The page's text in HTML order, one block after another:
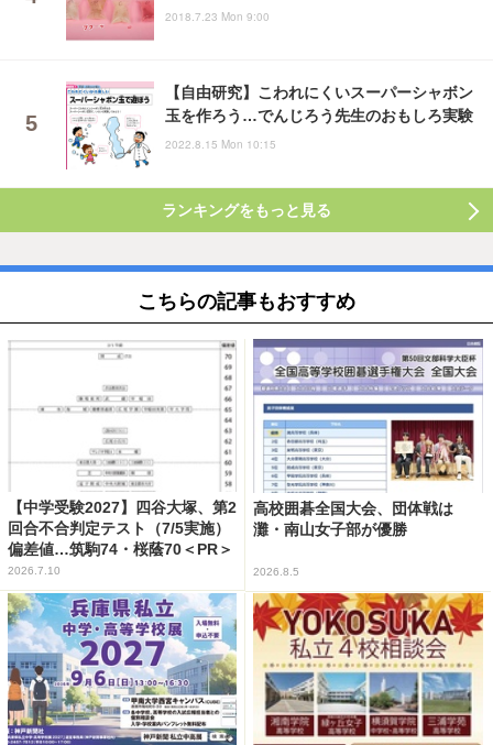
2018.7.23 Mon 9:00
【自由研究】こわれにくいスーパーシャボン
玉を作ろう…でんじろう先生のおもしろ実験
2022.8.15 Mon 10:15
ランキングをもっと見る
こちらの記事もおすすめ
【中学受験2027】四谷大塚、第2
回合不合判定テスト（7/5実施）
偏差値…筑駒74・桜蔭70＜PR＞
2026.7.10
高校囲碁全国大会、団体戦は
灘・南山女子部が優勝
2026.8.5